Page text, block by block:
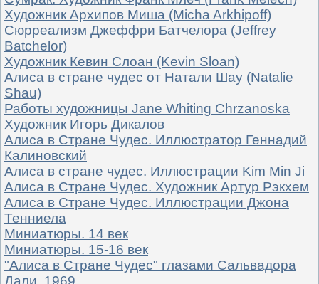
Художник Архипов Миша (Micha Arkhipoff)
Сюрреализм Джеффри Батчелора (Jeffrey
Batchelor)
Художник Кевин Слоан (Kevin Sloan)
Алиса в стране чудес от Натали Шау (Natalie
Shau)
Работы художницы Jane Whiting Chrzanoska
Художник Игорь Дикалов
Алиса в Стране Чудес. Иллюстратор Геннадий
Калиновский
Алиса в стране чудес. Иллюстрации Kim Min Ji
Алиса в Стране Чудес. Художник Артур Рэкхем
Алиса в Стране Чудес. Иллюстрации Джона
Тенниела
Миниатюры. 14 век
Миниатюры. 15-16 век
"Алиса в Стране Чудес" глазами Сальвадора
Дали, 1969